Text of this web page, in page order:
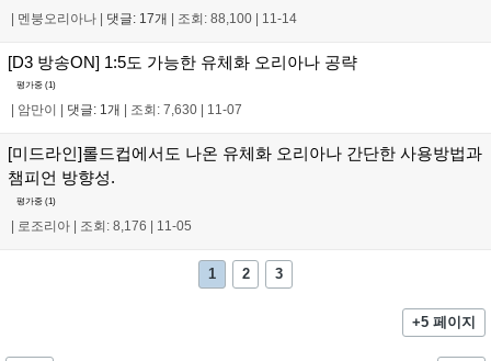
멘붕오리아나 댓글: 17개 조회: 88,100 11-14
[D3 방송ON] 1:5도 가능한 유체화 오리아나 공략
평가중 (1)
암만이 댓글: 1개 조회: 7,630 11-07
[미드라인]롤드컵에서도 나온 유체화 오리아나 간단한 사용방법과
챔피언 방향성.
평가중 (1)
| 로조리아 | 조회: 8,176 | 11-05
1 2 3
+5 페이지